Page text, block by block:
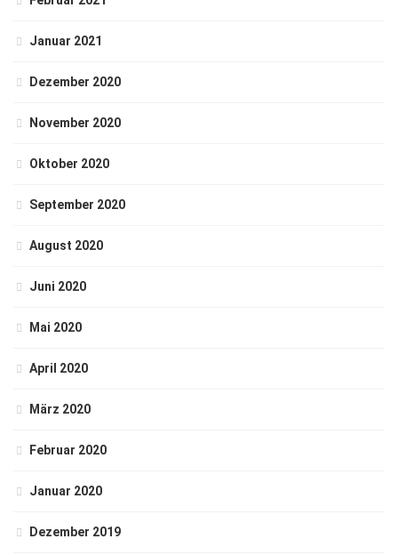
Januar 2021
Dezember 2020
November 2020
Oktober 2020
September 2020
August 2020
Juni 2020
Mai 2020
April 2020
März 2020
Februar 2020
Januar 2020
Dezember 2019